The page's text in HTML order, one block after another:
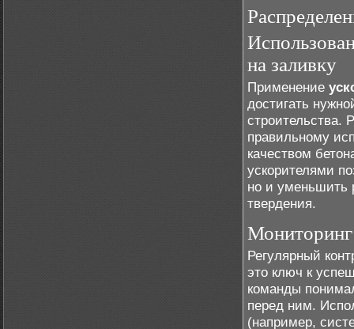
на заливку
Применение
достигать
строительства.
правильному
качеством
ускорителями
но и уменьшить
твердения.
Мониторинг
Регулярный
это ключ к
команды
перед ним.
(например,